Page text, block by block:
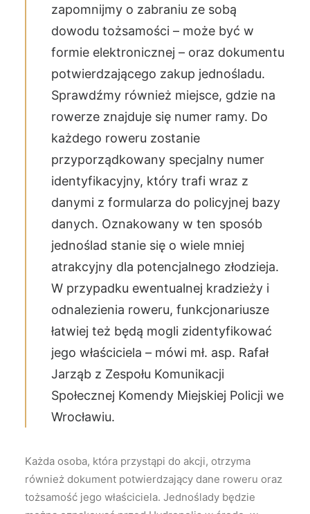
zapomnijmy o zabraniu ze sobą
dowodu tożsamości – może być w
formie elektronicznej – oraz dokumentu
potwierdzającego zakup jednośladu.
Sprawdźmy również miejsce, gdzie na
rowerze znajduje się numer ramy. Do
każdego roweru zostanie
przyporządkowany specjalny numer
identyfikacyjny, który trafi wraz z
danymi z formularza do policyjnej bazy
danych. Oznakowany w ten sposób
jednoślad stanie się o wiele mniej
atrakcyjny dla potencjalnego złodzieja.
W przypadku ewentualnej kradzieży i
odnalezienia roweru, funkcjonariusze
łatwiej też będą mogli zidentyfikować
jego właściciela – mówi mł. asp. Rafał
Jarząb z Zespołu Komunikacji
Społecznej Komendy Miejskiej Policji we
Wrocławiu.
Każda osoba, która przystąpi do akcji, otrzyma
również dokument potwierdzający dane roweru oraz
tożsamość jego właściciela. Jednoślady będzie